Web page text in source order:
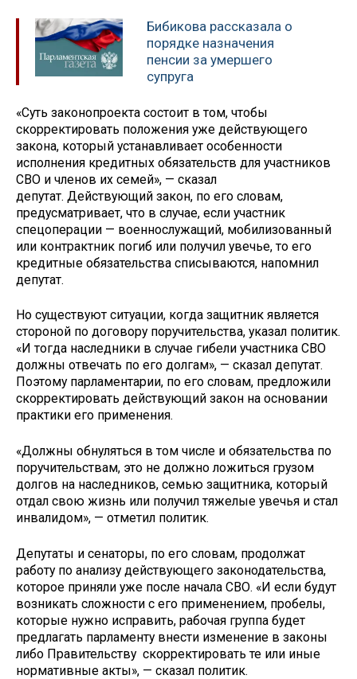
Бибикова рассказала о
порядке назначения
пенсии за умершего
супруга
«Суть законопроекта состоит в том, чтобы
скорректировать положения уже действующего
закона, который устанавливает особенности
исполнения кредитных обязательств для участников
СВО и членов их семей», — сказал
депутат. Действующий закон, по его словам,
предусматривает, что в случае, если участник
спецоперации — военнослужащий, мобилизованный
или контрактник погиб или получил увечье, то его
кредитные обязательства списываются, напомнил
депутат.
Но существуют ситуации, когда защитник является
стороной по договору поручительства, указал политик.
«И тогда наследники в случае гибели участника СВО
должны отвечать по его долгам», — сказал депутат.
Поэтому парламентарии, по его словам, предложили
скорректировать действующий закон на основании
практики его применения.
«Должны обнуляться в том числе и обязательства по
поручительствам, это не должно ложиться грузом
долгов на наследников, семью защитника, который
отдал свою жизнь или получил тяжелые увечья и стал
инвалидом», — отметил политик.
Депутаты и сенаторы, по его словам, продолжат
работу по анализу действующего законодательства,
которое приняли уже после начала СВО. «И если будут
возникать сложности с его применением, пробелы,
которые нужно исправить, рабочая группа будет
предлагать парламенту внести изменение в законы
либо Правительству скорректировать те или иные
нормативные акты», — сказал политик.